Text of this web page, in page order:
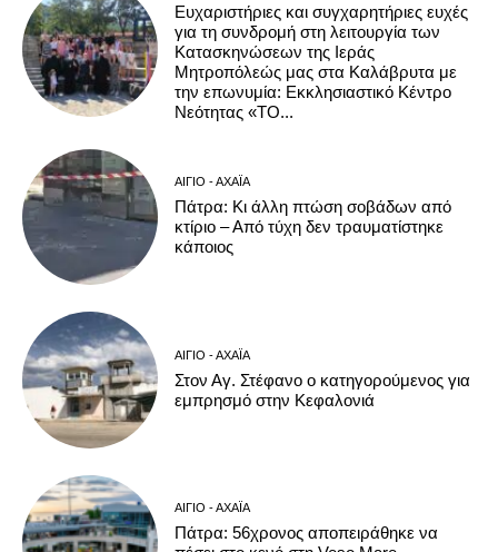
Ευχαριστήριες και συγχαρητήριες ευχές
για τη συνδρομή στη λειτουργία των
Κατασκηνώσεων της Ιεράς
Μητροπόλεώς μας στα Καλάβρυτα με
την επωνυμία: Εκκλησιαστικό Κέντρο
Νεότητας «ΤΟ...
ΑΊΓΙΟ - ΑΧΑΪ́Α
Πάτρα: Κι άλλη πτώση σοβάδων από
κτίριο – Από τύχη δεν τραυματίστηκε
κάποιος
ΑΊΓΙΟ - ΑΧΑΪ́Α
Στον Αγ. Στέφανο ο κατηγορούμενος για
εμπρησμό στην Κεφαλονιά
ΑΊΓΙΟ - ΑΧΑΪ́Α
Πάτρα: 56χρονος αποπειράθηκε να